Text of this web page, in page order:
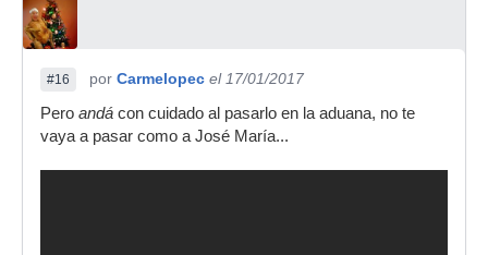
#16 por Carmelopec el 17/01/2017
Pero andá con cuidado al pasarlo en la aduana, no te
vaya a pasar como a José María...